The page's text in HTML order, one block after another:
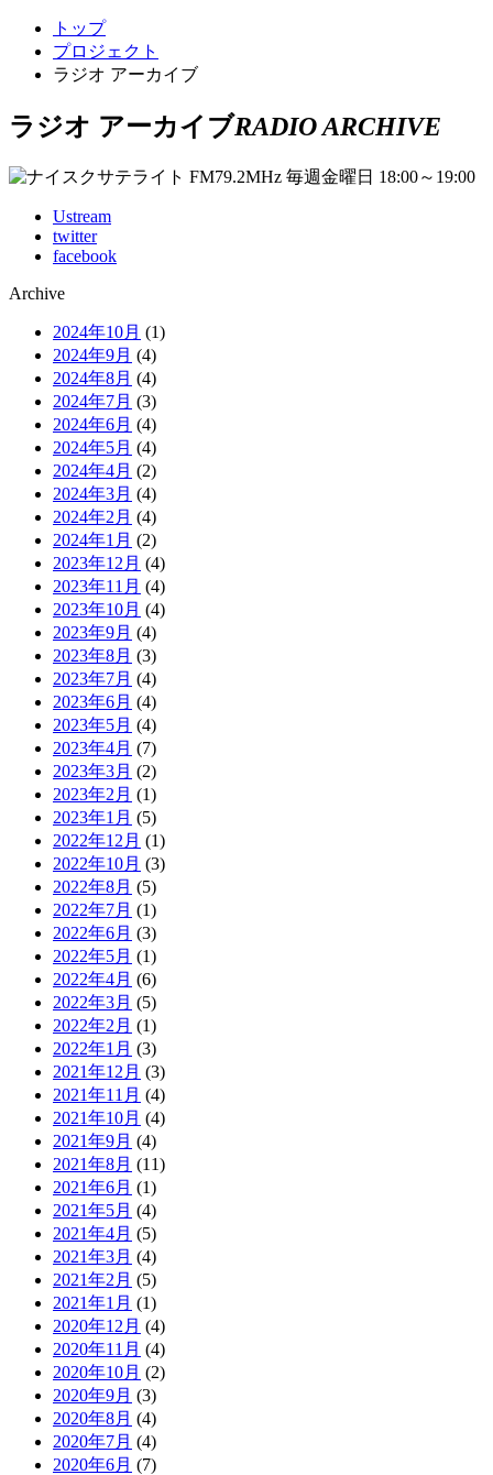
トップ
プロジェクト
ラジオ アーカイブ
ラジオ アーカイブRADIO ARCHIVE
Ustream
twitter
facebook
Archive
2024年10月 (1)
2024年9月 (4)
2024年8月 (4)
2024年7月 (3)
2024年6月 (4)
2024年5月 (4)
2024年4月 (2)
2024年3月 (4)
2024年2月 (4)
2024年1月 (2)
2023年12月 (4)
2023年11月 (4)
2023年10月 (4)
2023年9月 (4)
2023年8月 (3)
2023年7月 (4)
2023年6月 (4)
2023年5月 (4)
2023年4月 (7)
2023年3月 (2)
2023年2月 (1)
2023年1月 (5)
2022年12月 (1)
2022年10月 (3)
2022年8月 (5)
2022年7月 (1)
2022年6月 (3)
2022年5月 (1)
2022年4月 (6)
2022年3月 (5)
2022年2月 (1)
2022年1月 (3)
2021年12月 (3)
2021年11月 (4)
2021年10月 (4)
2021年9月 (4)
2021年8月 (11)
2021年6月 (1)
2021年5月 (4)
2021年4月 (5)
2021年3月 (4)
2021年2月 (5)
2021年1月 (1)
2020年12月 (4)
2020年11月 (4)
2020年10月 (2)
2020年9月 (3)
2020年8月 (4)
2020年7月 (4)
2020年6月 (7)